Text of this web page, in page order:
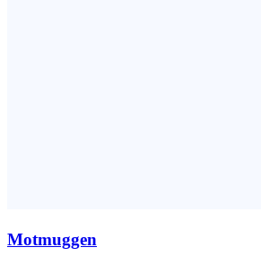
Motmuggen